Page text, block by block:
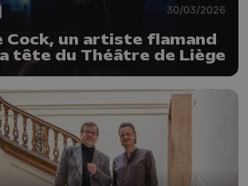
30/03/2026
Cock, un artiste flamand
tête du Théâtre de Liège